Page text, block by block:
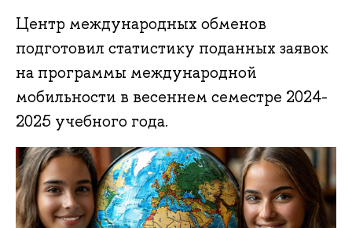
Центр международных обменов
подготовил статистику поданных заявок
на программы международной
мобильности в весеннем семестре 2024-
2025 учебного года.